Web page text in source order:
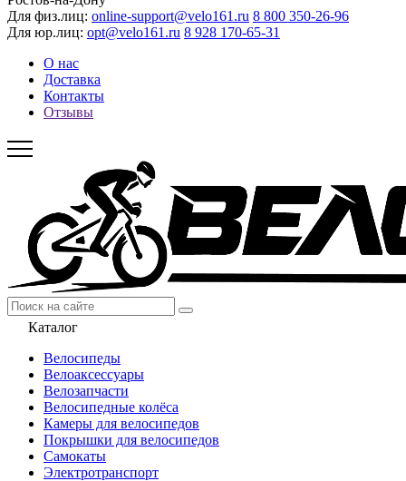
Для физ.лиц: online-support@velo161.ru 8 800 350-26-96
Для юр.лиц: opt@velo161.ru 8 928 170-65-31
О нас
Доставка
Контакты
Отзывы
Каталог
Велосипеды
Велоаксессуары
Велозапчасти
Велосипедные колёса
Камеры для велосипедов
Покрышки для велосипедов
Самокаты
Электротранспорт